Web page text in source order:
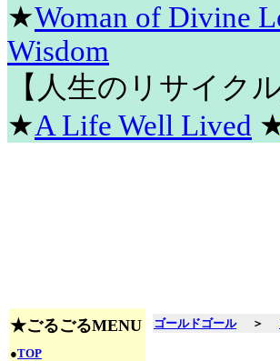
★Woman of Divine
Wisdom
【人生のリサイク
★A Life Well Lived
★ごるごるMENU
●TOP
ゴールドゴール ＞